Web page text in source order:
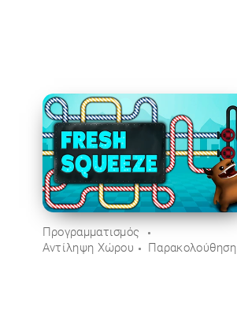
Προγραμματισμός
Αντίληψη Χώρου
Παρακολούθηση